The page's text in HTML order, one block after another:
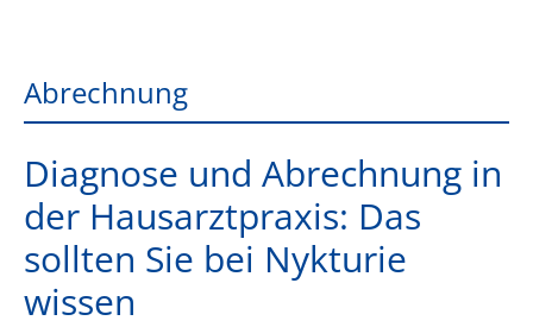
Abrechnung
Diagnose und Abrechnung in
der Hausarztpraxis: Das
sollten Sie bei Nykturie
wissen